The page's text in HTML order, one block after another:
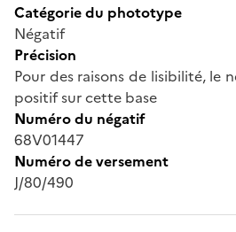
Catégorie du phototype
Négatif
Précision
Pour des raisons de lisibilité, le
positif sur cette base
Numéro du négatif
68V01447
Numéro de versement
J/80/490